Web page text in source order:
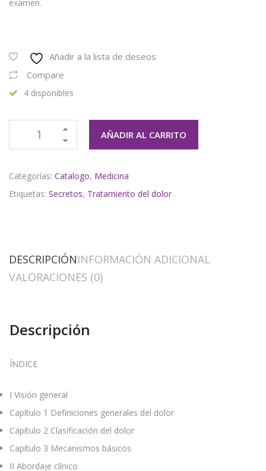
examen.
Añadir a la lista de deseos
Compare
4 disponibles
AÑADIR AL CARRITO
Categorías: Catalogo, Medicina
Etiquetas: Secretos, Tratamiento del dolor
DESCRIPCIÓNINFORMACIÓN ADICIONAL
VALORACIONES (0)
Descripción
ÍNDICE
I Visión general
Capítulo 1 Definiciones generales del dolor
Capítulo 2 Clasificación del dolor
Capítulo 3 Mecanismos básicos
II Abordaje clínico